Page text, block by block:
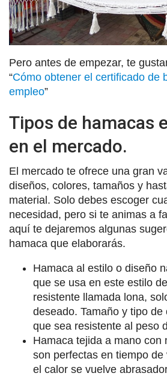
Pero antes de empezar, te
“Cómo obtener el certificado de
empleo”
Tipos de hamacas
en el mercado.
El mercado te ofrece una gran
diseños, colores, tamaños y
material. Solo debes escoger
necesidad, pero si te animas a
aquí te dejaremos algunas
hamaca que elaborarás.
Hamaca al estilo o diseño
que se usa en este estilo
resistente llamada lona,
deseado. Tamaño y tipo de
que sea resistente al peso
Hamaca tejida a mano con
son perfectas en tiempo
el calor se vuelve